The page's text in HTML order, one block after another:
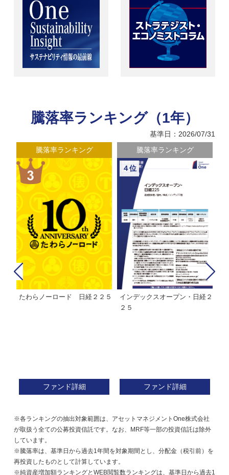
騰落率ランキング（1年）
基準日：2026/07/31
騰落率ランキング
たわらノーロード 日経２２５
ファンド詳細
騰落率ランキング
４位
インデックスオープン・日経２
２５
ファンド詳細
※各ランキングの抽出対象範囲は、アセットマネジメントOne株式会社
が取扱う全ての公募投資信託です。なお、MRF等一部の投資信託は除外
しています。
※騰落率は、基準日から過去1年間を対象期間とし、分配金（税引前）を
再投資したものとして計算しています。
※純資産増加額ランキングとWEB閲覧数ランキングは、基準日から過去1